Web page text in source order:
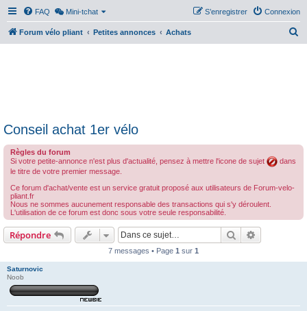
FAQ Mini-tchat Connexion
S’enregistrer
Forum vélo pliant Petites annonces Achats
h
Conseil achat 1er vélo
Règles du forum
Si votre petite-annonce n'est plus d'actualité, pensez à mettre l'icone de sujet
dans
le titre de votre premier message.
Ce forum d'achat/vente est un service gratuit proposé aux utilisateurs de Forum-velo-
pliant.fr
Nous ne sommes aucunement responsable des transactions qui s'y déroulent.
L'utilisation de ce forum est donc sous votre seule responsabilité.
Répondre Rechercher
7 messages • Page 1 sur 1
Saturnovic
Noob